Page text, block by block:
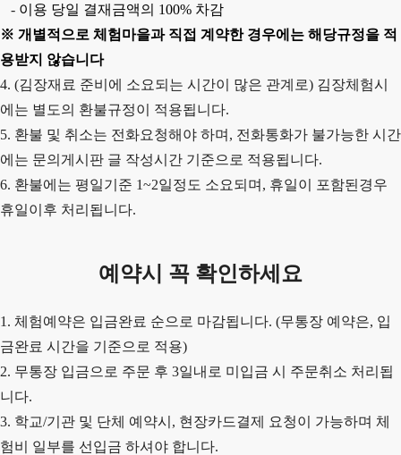
- 이용 당일 결재금액의 100% 차감
※ 개별적으로 체험마을과 직접 계약한 경우에는 해당규정을 적
용받지 않습니다
4. (김장재료 준비에 소요되는 시간이 많은 관계로) 김장체험시
에는 별도의 환불규정이 적용됩니다.
5. 환불 및 취소는 전화요청해야 하며, 전화통화가 불가능한 시간
에는 문의게시판 글 작성시간 기준으로 적용됩니다.
6. 환불에는 평일기준 1~2일정도 소요되며, 휴일이 포함된경우
휴일이후 처리됩니다.
예약시 꼭 확인하세요
1. 체험예약은 입금완료 순으로 마감됩니다. (무통장 예약은, 입
금완료 시간을 기준으로 적용)
2. 무통장 입금으로 주문 후 3일내로 미입금 시 주문취소 처리됩
니다.
3. 학교/기관 및 단체 예약시, 현장카드결제 요청이 가능하며 체
험비 일부를 선입금 하셔야 합니다.